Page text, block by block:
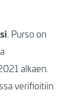
. Purso on
alkaen.
verifioitiin